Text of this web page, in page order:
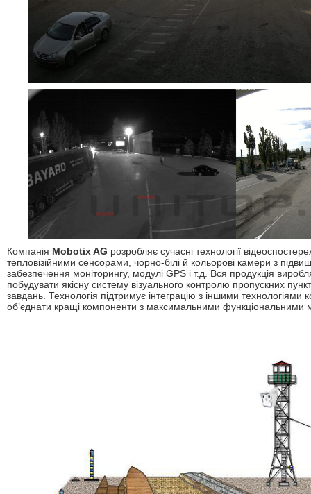
Компанія Mobotix AG розробляє сучасні технології
тепловізійними сенсорами, чорно-білі й кольорові камери з
забезпечення моніторингу, модулі GPS і т.д. Вся продукція
побудувати якісну систему візуального контролю пропускних
завдань. Технологія підтримує інтеграцію з іншими
об’єднати кращі компоненти з максимальними функціональними